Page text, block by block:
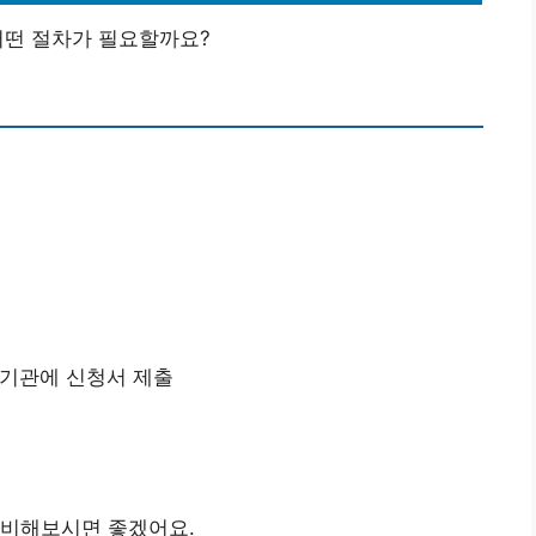
절차가 필요할까요?
관에 신청서 제출
해보시면 좋겠어요.